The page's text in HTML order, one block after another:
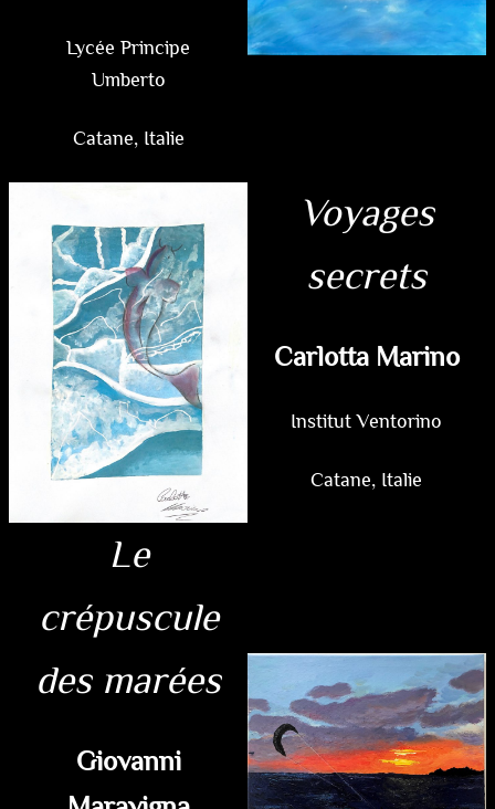
Lycée Principe
Umberto
Catane, Italie
Voyages
secrets
Carlotta Marino
Institut Ventorino
Catane, Italie
Le
crépuscule
des marées
Giovanni